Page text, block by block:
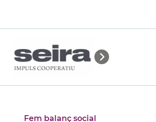
Fem balanç social